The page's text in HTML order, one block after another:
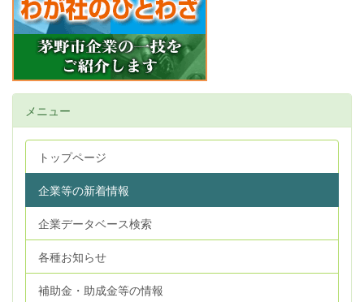
メニュー
トップページ
企業等の新着情報
企業データベース検索
各種お知らせ
補助金・助成金等の情報